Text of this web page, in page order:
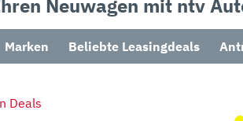
Neuwagen mit ntv
Marken Beliebte Leasingdeals
Deals